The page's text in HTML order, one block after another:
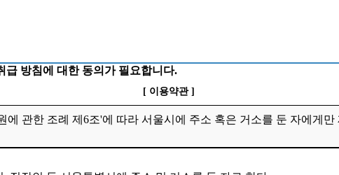
급 방침에 대한 동의가 필요합니다.
[ 이용약관 ]
관한 조례 제6조'에 따라 서울시에 주소 혹은 거소를 둔 자에게만